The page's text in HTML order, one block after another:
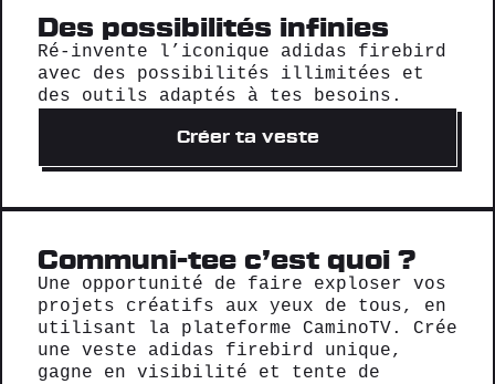
Des possibilités infinies
Ré-invente l’iconique adidas firebird
avec des possibilités illimitées et
des outils adaptés à tes besoins.
Créer ta veste
Communi-tee c’est quoi ?
Une opportunité de faire exploser vos
projets créatifs aux yeux de tous, en
utilisant la plateforme CaminoTV. Crée
une veste adidas firebird unique,
gagne en visibilité et tente de